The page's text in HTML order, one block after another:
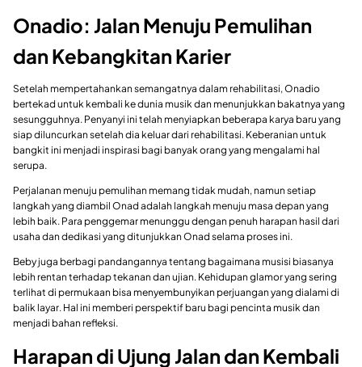
Onadio: Jalan Menuju Pemulihan
dan Kebangkitan Karier
Setelah mempertahankan semangatnya dalam rehabilitasi, Onadio
bertekad untuk kembali ke dunia musik dan menunjukkan bakatnya yang
sesungguhnya. Penyanyi ini telah menyiapkan beberapa karya baru yang
siap diluncurkan setelah dia keluar dari rehabilitasi. Keberanian untuk
bangkit ini menjadi inspirasi bagi banyak orang yang mengalami hal
serupa.
Perjalanan menuju pemulihan memang tidak mudah, namun setiap
langkah yang diambil Onad adalah langkah menuju masa depan yang
lebih baik. Para penggemar menunggu dengan penuh harapan hasil dari
usaha dan dedikasi yang ditunjukkan Onad selama proses ini.
Beby juga berbagi pandangannya tentang bagaimana musisi biasanya
lebih rentan terhadap tekanan dan ujian. Kehidupan glamor yang sering
terlihat di permukaan bisa menyembunyikan perjuangan yang dialami di
balik layar. Hal ini memberi perspektif baru bagi pencinta musik dan
menjadi bahan refleksi.
Harapan di Ujung Jalan dan Kembali